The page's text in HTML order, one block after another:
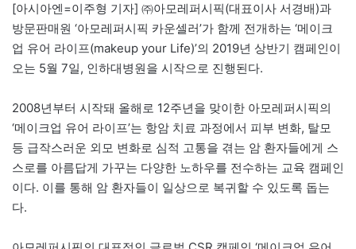
[아시아엔=이주형 기자] ㈜아모레퍼시픽(대표이사 서경배)과
방문판매원 ‘아모레퍼시픽 카운셀러’가 함께 전개하는 ‘메이크
업 유어 라이프(makeup your Life)’의 2019년 상반기 캠페인이
오는 5월 7일, 인하대병원을 시작으로 진행된다.
2008년부터 시작돼 올해로 12주년을 맞이한 아모레퍼시픽의
‘메이크업 유어 라이프’는 항암 치료 과정에서 피부 변화, 탈모
등 급작스러운 외모 변화로 심적 고통을 겪는 암 환자들에게 스
스로를 아름답게 가꾸는 다양한 노하우를 전수하는 교육 캠페인
이다. 이를 통해 암 환자들이 일상으로 복귀할 수 있도록 돕는
다.